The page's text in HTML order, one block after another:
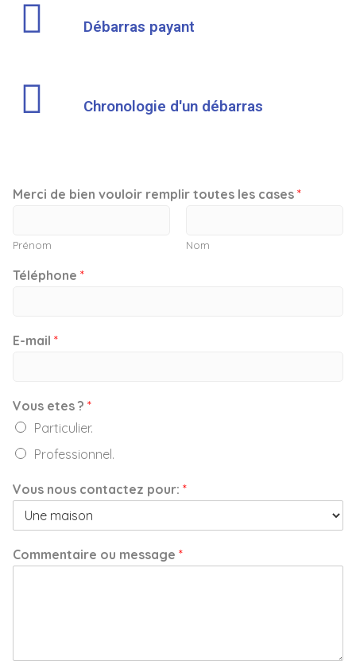
Débarras payant
Chronologie d'un débarras
Merci de bien vouloir remplir toutes les cases *
Prénom Nom
Téléphone *
E-mail *
Vous etes ? *
Particulier.
Professionnel.
Vous nous contactez pour: *
Commentaire ou message *